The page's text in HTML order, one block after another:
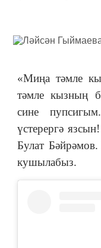
«Миңа тәмле
тәмле кызның
сине
үстерергә
Булат Бәйрәмов.
кушылабыз.